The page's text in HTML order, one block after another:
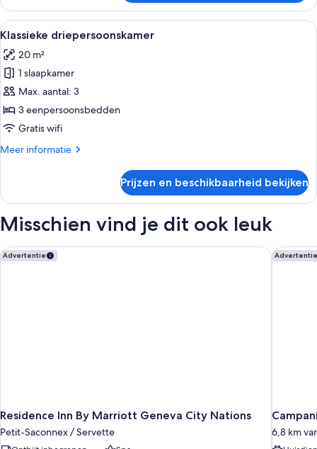
Twin
kamer
Alle
foto's
voor
Klassieke
driepersoonskamer
laden
Een moderne hotelkamer met een
4
Klassieke driepersoonskamer
20 m²
1 slaapkamer
Max. aantal: 3
3 eenpersoonsbedden
Gratis wifi
Meer informatie
Meer
driepersoonskamer
Prijzen en beschikbaarheid bekijken
Misschien vind je dit ook leuk
Advertentie
Residence Inn By Marriott Geneva City Nations
Petit-Saconnex / Servette
Residence Inn By Marriott Geneva City Nations Advertentie
6,8 km